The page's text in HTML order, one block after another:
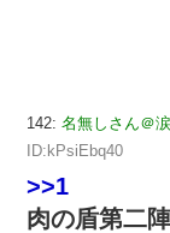
142: 名無しさん＠
ID:kPsiEbq40
>>1
肉の盾第二